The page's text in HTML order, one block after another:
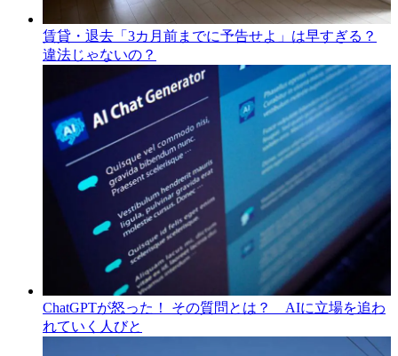
賃貸・退去「3カ月前までに予告せよ」は早すぎる？
違法じゃないの？
ChatGPTが怒った！ その質問とは？ AIに立場を追わ
れていく人びと